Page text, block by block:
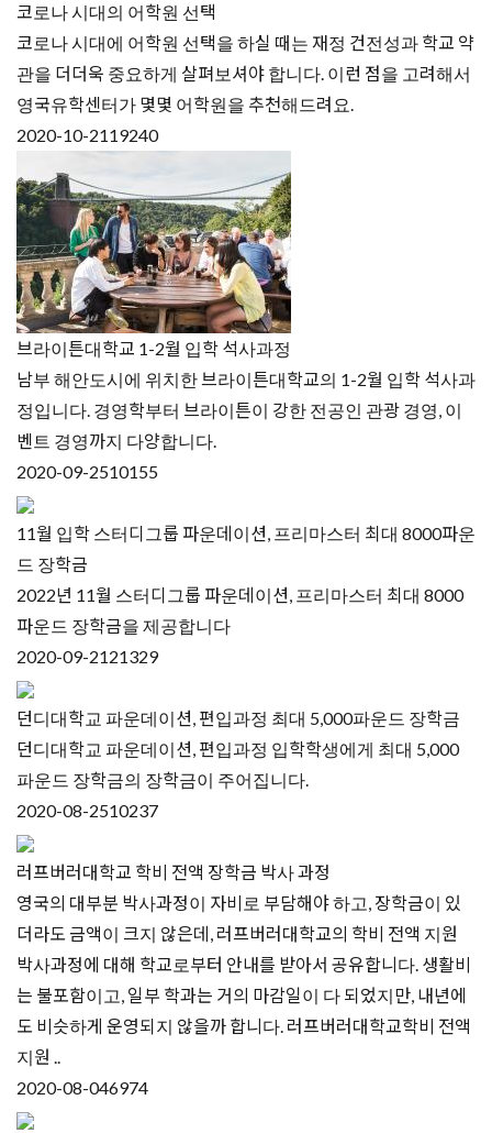
코로나 시대의 어학원 선택
코로나 시대에 어학원 선택을 하실 때는 재정 건전성과 학교 약
관을 더더욱 중요하게 살펴보셔야 합니다. 이런 점을 고려해서
영국유학센터가 몇몇 어학원을 추천해드려요.
2020-10-2119240
브라이튼대학교 1-2월 입학 석사과정
남부 해안도시에 위치한 브라이튼대학교의 1-2월 입학 석사과
정입니다. 경영학부터 브라이튼이 강한 전공인 관광 경영, 이
벤트 경영까지 다양합니다.
2020-09-2510155
11월 입학 스터디그룹 파운데이션, 프리마스터 최대 8000파운
드 장학금
2022년 11월 스터디그룹 파운데이션, 프리마스터 최대 8000
파운드 장학금을 제공합니다
2020-09-2121329
던디대학교 파운데이션, 편입과정 최대 5,000파운드 장학금
던디대학교 파운데이션, 편입과정 입학학생에게 최대 5,000
파운드 장학금의 장학금이 주어집니다.
2020-08-2510237
러프버러대학교 학비 전액 장학금 박사 과정
영국의 대부분 박사과정이 자비로 부담해야 하고, 장학금이 있
더라도 금액이 크지 않은데, 러프버러대학교의 학비 전액 지원
박사과정에 대해 학교로부터 안내를 받아서 공유합니다. 생활비
는 불포함이고, 일부 학과는 거의 마감일이 다 되었지만, 내년에
도 비슷하게 운영되지 않을까 합니다. 러프버러대학교학비 전액
지원 ..
2020-08-046974